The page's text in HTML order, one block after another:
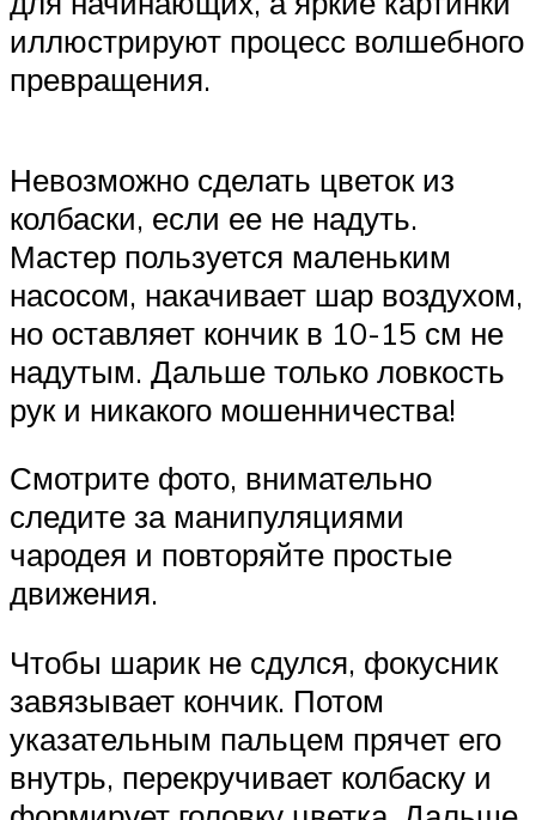
иллюстрируют процесс волшебного
превращения.
Невозможно сделать цветок из
колбаски, если ее не надуть.
Мастер пользуется маленьким
насосом, накачивает шар воздухом,
но оставляет кончик в 10-15 см не
надутым. Дальше только ловкость
рук и никакого мошенничества!
Смотрите фото, внимательно
следите за манипуляциями
чародея и повторяйте простые
движения.
Чтобы шарик не сдулся, фокусник
завязывает кончик. Потом
указательным пальцем прячет его
внутрь, перекручивает колбаску и